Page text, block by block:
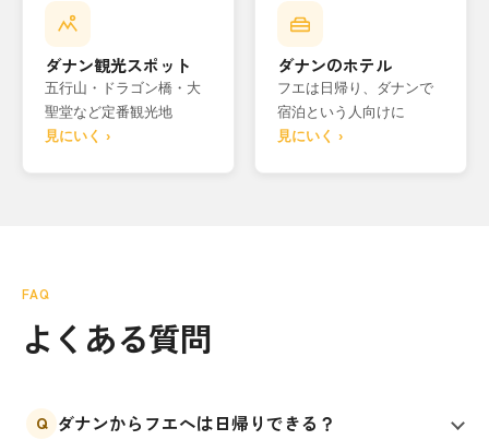
ダナン観光スポット
五行山・ドラゴン橋・大
聖堂など定番観光地
見にいく ›
ダナンのホテル
フエは日帰り、ダナンで
宿泊という人向けに
見にいく ›
FAQ
よくある質問
Q ダナンからフエへは日帰りできる？